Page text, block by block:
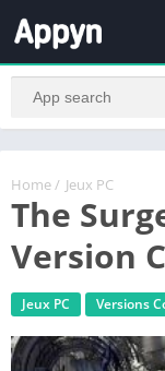
Home / Jeux PC
The
Version
Jeux PC Versions